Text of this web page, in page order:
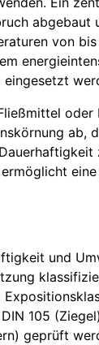
abgebaut
von
ab,
und
105
geprüft